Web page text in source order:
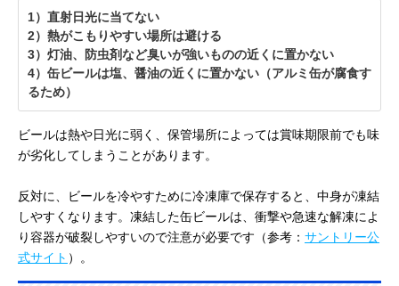
1）直射日光に当てない
2）熱がこもりやすい場所は避ける
3）灯油、防虫剤など臭いが強いものの近くに置かない
4）缶ビールは塩、醤油の近くに置かない（アルミ缶が腐食す
るため）
ビールは熱や日光に弱く、保管場所によっては賞味期限前でも味
が劣化してしまうことがあります。
反対に、ビールを冷やすために冷凍庫で保存すると、中身が凍結
しやすくなります。凍結した缶ビールは、衝撃や急速な解凍によ
り容器が破裂しやすいので注意が必要です（参考： サントリー公
式サイト ）。